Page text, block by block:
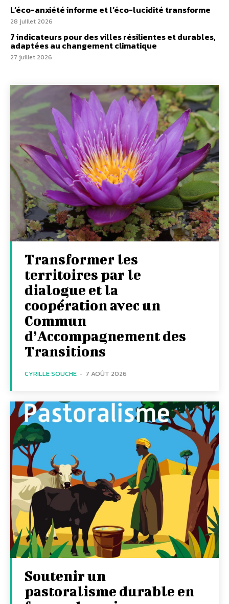
L’éco-anxiété informe et l’éco-lucidité transforme
28 juillet 2026
7 indicateurs pour des villes résilientes et durables,
adaptées au changement climatique
27 juillet 2026
Transformer les
territoires par le
dialogue et la
coopération avec un
Commun
d’Accompagnement des
Transitions
CYRILLE SOUCHE - 7 AOÛT 2026
Soutenir un
pastoralisme durable en